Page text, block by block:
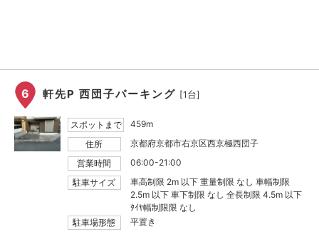
6 軒先P 西団子パーキング [1台]
スポットまで
459m
住所
京都府京都市右京区西京極西団子
営業時間
06:00-21:00
駐車サイズ
車高制限 2m 以下 重量制限 なし 車幅制限
2.5m 以下 車下制限 なし 全長制限 4.5m 以下
ﾀｲﾔ幅制限限 なし
駐車場形態
平置き